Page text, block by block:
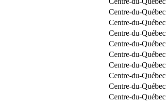
Centre-du-Québec
Centre-du-Québec
Centre-du-Québec
Centre-du-Québec
Centre-du-Québec
Centre-du-Québec
Centre-du-Québec
Centre-du-Québec
Centre-du-Québec